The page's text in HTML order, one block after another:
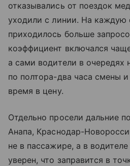
отказывались от поездок
уходили с линии. На
приходилось больше
коэффициент включался
а сами водители в очередях
по полтора-два часа смены
время в цену.
Отдельно просели дальние
Анапа, Краснодар-
не в пассажире, а в
уверен, что заправится в